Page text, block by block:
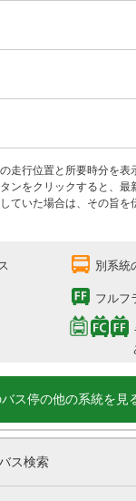
走行位置と所要時分を表
ンをクリックすると、
ていた場合は、その旨を
別系統
フルフ
バス停の他の系統を見
ス検索